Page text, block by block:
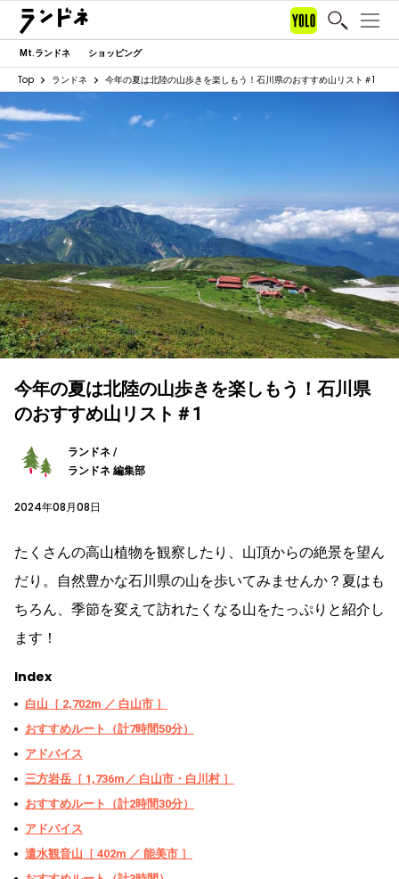
Mt.ランドネ ショッピング
Top ランドネ 今年の夏は北陸の山歩きを楽しもう！石川県のおすすめ山リスト＃1
今年の夏は北陸の山歩きを楽しもう！石川県
のおすすめ山リスト＃1
ランドネ /
ランドネ 編集部
2024年08月08日
たくさんの高山植物を観察したり、山頂からの絶景を望ん
だり。自然豊かな石川県の山を歩いてみませんか？夏はも
ちろん、季節を変えて訪れたくなる山をたっぷりと紹介し
ます！
Index
白山［ 2,702m ／ 白山市 ］
おすすめルート（計7時間50分）
アドバイス
三方岩岳［ 1,736m／ 白山市・白川村 ］
おすすめルート（計2時間30分）
アドバイス
遣水観音山［ 402m ／ 能美市 ］